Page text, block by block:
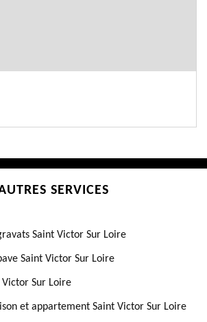
SERVICES
Saint Victor Sur Loire
Saint Victor Sur Loire
Sur Loire
et appartement Saint Victor Sur Loire